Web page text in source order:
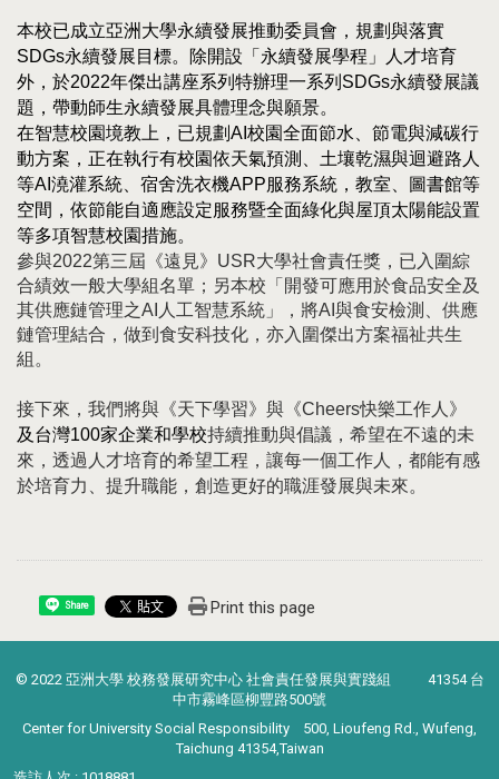
本校已成立亞洲大學永續發展推動委員會，規劃與落實
SDGs永續發展目標。除開設「永續發展學程」人才培育
外，於2022年傑出講座系列特辦理一系列SDGs永續發展議
題，帶動師生永續發展具體理念與願景。
在智慧校園境教上，已規劃AI校園全面節水、節電與減碳行
動方案，正在執行有校園依天氣預測、土壤乾濕與迴避路人
等AI澆灌系統、宿舍洗衣機APP服務系統，教室、圖書館等
空間，依節能自適應設定服務暨全面綠化與屋頂太陽能設置
等多項智慧校園措施。
參與2022第三屆《遠見》USR大學社會責任獎，已入圍綜
合績效一般大學組名單；另本校「開發可應用於食品安全及
其供應鏈管理之AI人工智慧系統」，將AI與食安檢測、供應
鏈管理結合，做到食安科技化，亦入圍傑出方案福祉共生
組。
接下來，我們將與《天下學習》與《Cheers快樂工作人》
及台灣100家企業和學校持續推動與倡議，希望在不遠的未
來，透過人才培育的希望工程，讓每一個工作人，都能有感
於培育力、提升職能，創造更好的職涯發展與未來。
Share Print this page
© 2022 亞洲大學 校務發展研究中心 社會責任發展與實踐組 41354 台
中市霧峰區柳豐路500號
Center for University Social Responsibility 500, Lioufeng Rd., Wufeng,
Taichung 41354,Taiwan